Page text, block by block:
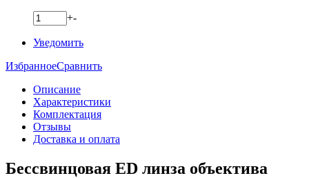
+-
Уведомить
ИзбранноеСравнить
Описание
Характеристики
Комплектация
Отзывы
Доставка и оплата
Бессвинцовая ED линза объектива